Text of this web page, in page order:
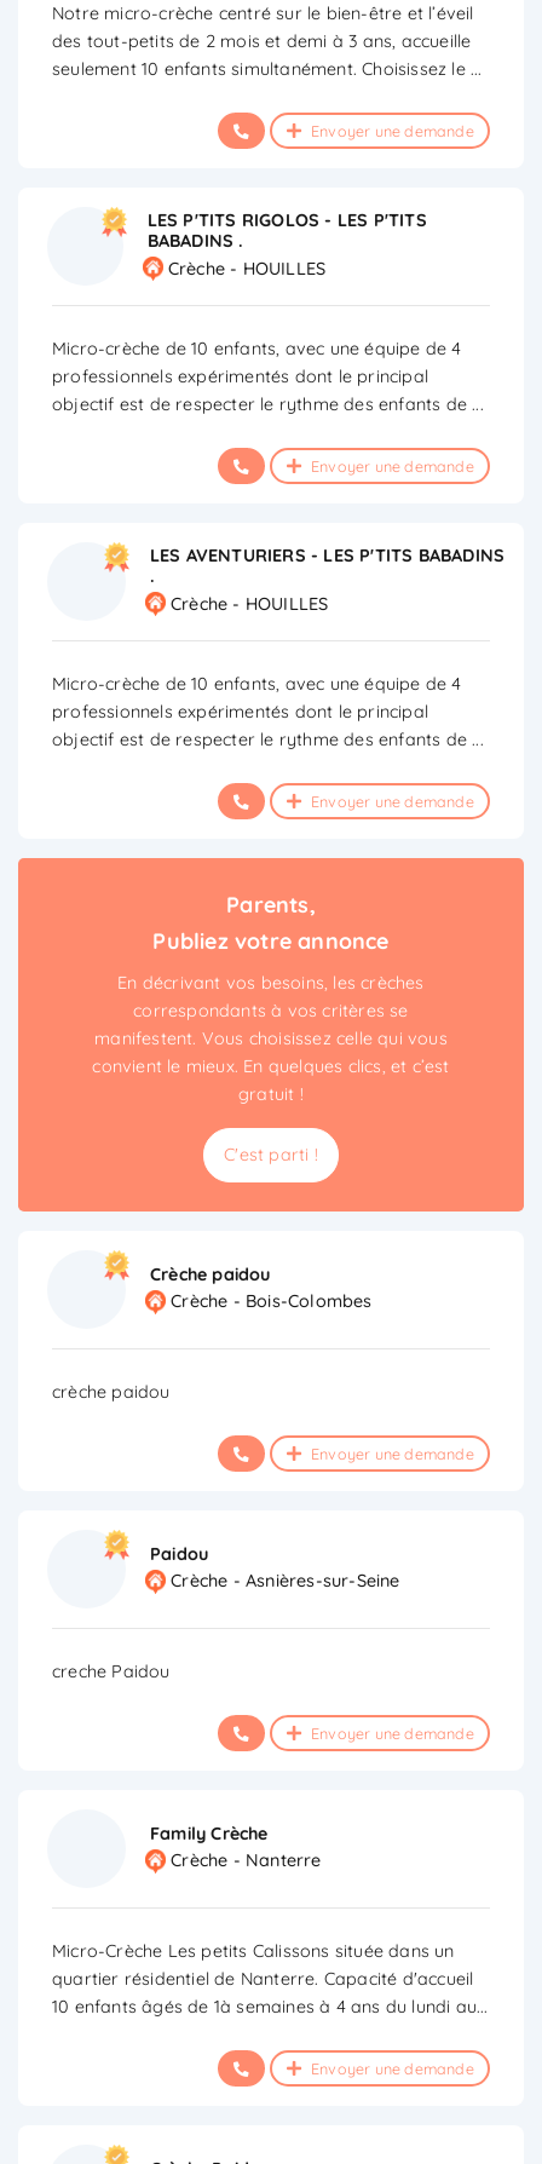
Notre micro-crèche centré sur le bien-être et l’éveil
des tout-petits de 2 mois et demi à 3 ans, accueille
seulement 10 enfants simultanément. Choisissez le...
Envoyer une demande
LES P'TITS RIGOLOS - LES P'TITS
BABADINS .
Crèche - HOUILLES
Micro-crèche de 10 enfants, avec une équipe de 4
professionnels expérimentés dont le principal
objectif est de respecter le rythme des enfants de...
Envoyer une demande
LES AVENTURIERS - LES P'TITS BABADINS
.
Crèche - HOUILLES
Micro-crèche de 10 enfants, avec une équipe de 4
professionnels expérimentés dont le principal
objectif est de respecter le rythme des enfants de...
Envoyer une demande
Parents,
Publiez votre annonce
En décrivant vos besoins, les crèches
correspondants à vos critères se
manifestent. Vous choisissez celle qui vous
convient le mieux. En quelques clics, et c’est
gratuit !
C'est parti !
Crèche paidou
Crèche - Bois-Colombes
crèche paidou
Envoyer une demande
Paidou
Crèche - Asnières-sur-Seine
creche Paidou
Envoyer une demande
Family Crèche
Crèche - Nanterre
Micro-Crèche Les petits Calissons située dans un
quartier résidentiel de Nanterre. Capacité d'accueil
10 enfants âgés de 1à semaines à 4 ans du lundi au...
Envoyer une demande